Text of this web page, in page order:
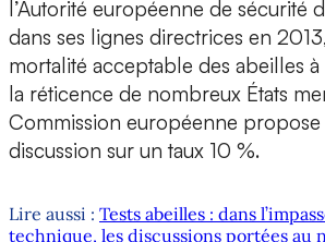
l’Autorité européenne de sécurité
dans ses lignes directrices en
mortalité acceptable des abeilles à
la réticence de nombreux États
Commission européenne
discussion sur un taux 10 %.
Lire aussi : Tests abeilles : dans
technique, les discussions portées au